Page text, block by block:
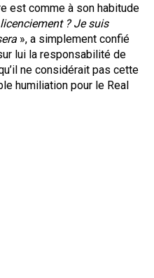
est comme à son habitude
? Je suis
», a simplement confié
lui la responsabilité de
ne considérait pas cette
humiliation pour le Real